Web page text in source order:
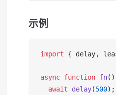
示例
import { delay,
async function fn
  await
delay(500);